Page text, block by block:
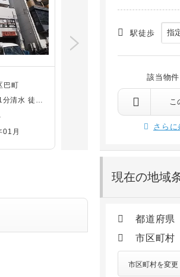
駅徒歩
該当物件
こ
さらに
現在の地域
都道府県
市区町村
市区町村を変更
徒歩9分
水 バス31分 三保松原入口バス停から徒歩9分
巴町
分清水 徒歩10分
01月
2.5万円
2階 /